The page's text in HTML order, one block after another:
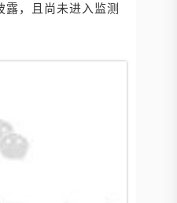
露，且尚未进入监测